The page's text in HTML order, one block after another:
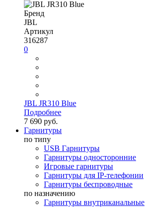
Бренд
JBL
Артикул
316287
0
JBL JR310 Blue
Подробнее
7 690 руб.
Гарнитуры
по типу
USB Гарнитуры
Гарнитуры односторонние
Игровые гарнитуры
Гарнитуры для IP-телефонии
Гарнитуры беспроводные
по назначению
Гарнитуры внутриканальные